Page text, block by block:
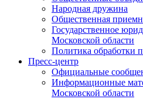
Народная дружина
Общественная
Государственное
Московской области
Политика обработки
Пресс-центр
Официальные
Информационные
Московской области